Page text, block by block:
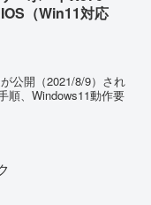
（Win11対応
公開（2021/8/9）され
順、Windows11動作要